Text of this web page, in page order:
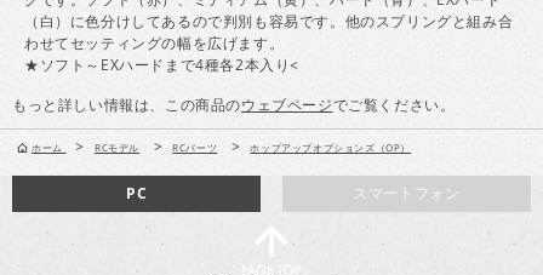
（白）に色分けしてあるので判別も容易です。他のスプリングと組み合
わせてセッティングの幅を広げます。
★ソフト～EXハードまで4種各2本入り<
もっと詳しい情報は、この商品のウェブページでご覧ください。
ホーム > RCモデル > RCパーツ > ホップアップオプションズ（OP）
スマートフォン
PC